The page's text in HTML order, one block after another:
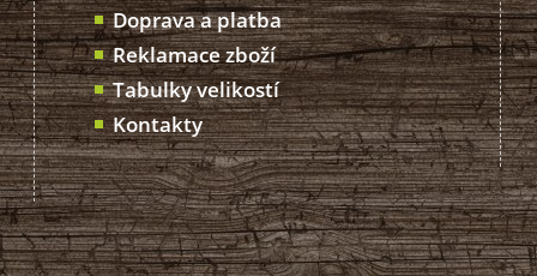
Doprava a platba
Reklamace zboží
Tabulky velikostí
Kontakty